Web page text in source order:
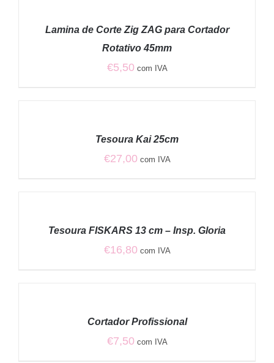
DETALHESLamina de Corte Zig ZAG para Cortador
Rotativo 45mm
€5,50 com IVA
Tesoura Kai 25cm
€27,00 com IVA
DETALHESTesoura FISKARS 13 cm – Insp. Gloria
€16,80 com IVA
Cortador Profissional
€7,50 com IVA